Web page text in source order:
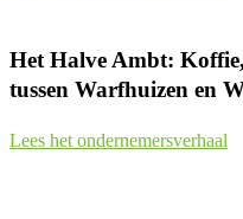
Het Halve Ambt:
tussen Warfhuizen en
Lees het ondernemersverhaal